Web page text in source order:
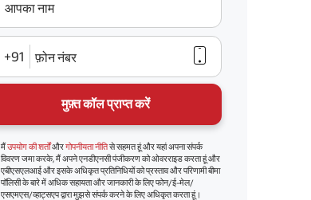
आपका नाम
+91 फ़ोन नंबर
मुफ़्त कॉल प्राप्त करें
मैंउपयोग की शर्तोंऔरगोपनीयता नीतिसे सहमत हूं और यहां अपना संपर्क
विवरण जमा करके, मैं अपने एनडीएनसी पंजीकरण को ओवरराइड करता हूं और
एबीएसएलआई और इसके अधिकृत प्रतिनिधियों को प्रस्ताव और परिणामी बीमा
पॉलिसी के बारे में अधिक सहायता और जानकारी के लिए फोन/ई-मेल/
एसएमएस/व्हाट्सएप द्वारा मुझसे संपर्क करने के लिए अधिकृत करता हूं।